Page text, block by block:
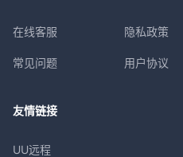
在线客服
常见问题
隐私政策
用户协议
友情链接
UU远程